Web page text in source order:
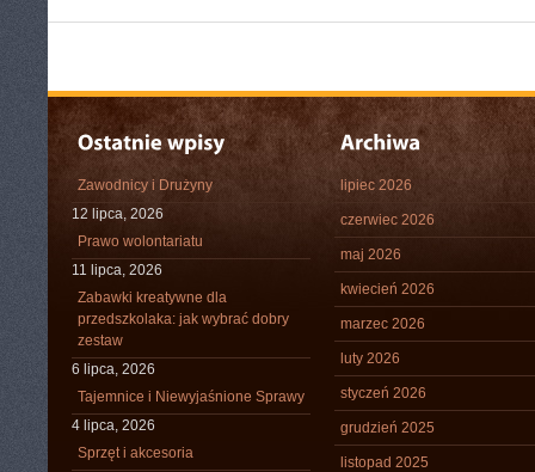
Zawodnicy i Drużyny
12 lipca, 2026
Prawo wolontariatu
11 lipca, 2026
Zabawki kreatywne dla
przedszkolaka: jak wybrać dobry
zestaw
6 lipca, 2026
Tajemnice i Niewyjaśnione Sprawy
4 lipca, 2026
Sprzęt i akcesoria
lipiec 2026
czerwiec 2026
maj 2026
kwiecień 2026
marzec 2026
luty 2026
styczeń 2026
grudzień 2025
listopad 2025